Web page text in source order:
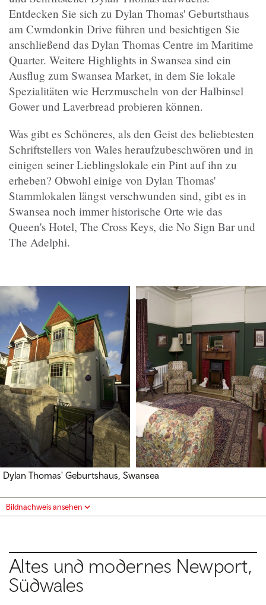
Entdecken Sie sich zu Dylan Thomas' Geburtsthaus
am Cwmdonkin Drive führen und besichtigen Sie
anschließend das Dylan Thomas Centre im Maritime
Quarter. Weitere Highlights in Swansea sind ein
Ausflug zum Swansea Market, in dem Sie lokale
Spezialitäten wie Herzmuscheln von der Halbinsel
Gower und Laverbread probieren können.
Was gibt es Schöneres, als den Geist des beliebtesten
Schriftstellers von Wales heraufzubeschwören und in
einigen seiner Lieblingslokale ein Pint auf ihn zu
erheben? Obwohl einige von Dylan Thomas'
Stammlokalen längst verschwunden sind, gibt es in
Swansea noch immer historische Orte wie das
Queen's Hotel, The Cross Keys, die No Sign Bar und
The Adelphi.
Dylan Thomas' Geburtshaus, Swansea
Bildnachweis ansehen
Altes und modernes Newport,
Südwales